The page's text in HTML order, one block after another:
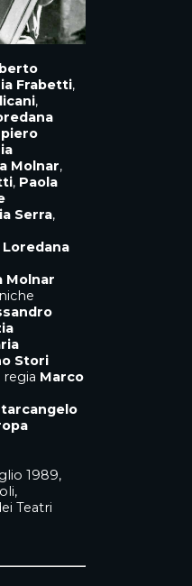
Frabetti,
,
Molnar,
, Paola
Serra,
Loredana
Molnar
Stori
Marco
1989,
Teatri